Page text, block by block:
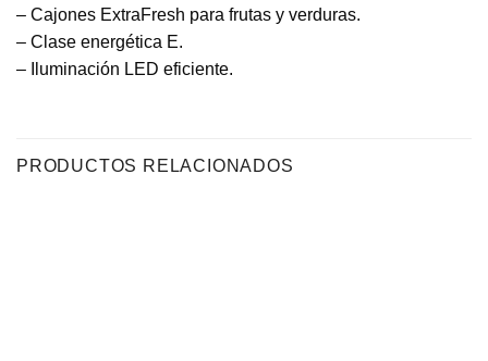
– Cajones ExtraFresh para frutas y verduras.
– Clase energética E.
– Iluminación LED eficiente.
PRODUCTOS RELACIONADOS